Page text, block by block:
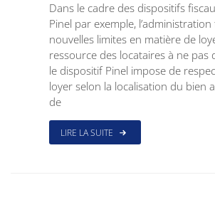
Dans le cadre des dispositifs
Pinel par exemple,
nouvelles limites en matière de
ressource des locataires à ne pas
le dispositif Pinel impose de
loyer selon la localisation du bien
de
LIRE LA SUITE